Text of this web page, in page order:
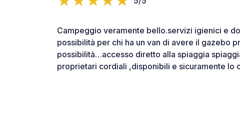
Campeggio veramente bello.servizi igienici e
possibilità per chi ha un van di avere il gazebo
possibilità…accesso diretto alla spiaggia
proprietari cordiali ,disponibili e sicuramente lo